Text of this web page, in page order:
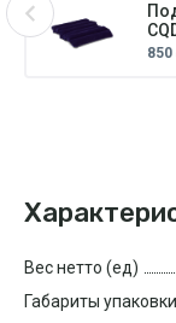
850
Вес нетто (ед)
Габариты